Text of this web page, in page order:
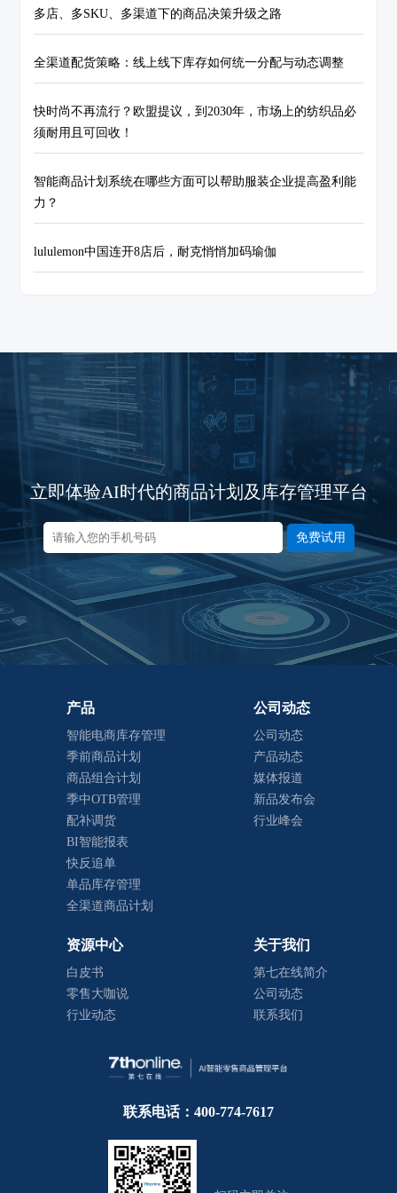
多店、多SKU、多渠道下的商品决策升级之路
全渠道配货策略：线上线下库存如何统一分配与动态调整
快时尚不再流行？欧盟提议，到2030年，市场上的纺织品必
须耐用且可回收！
智能商品计划系统在哪些方面可以帮助服装企业提高盈利能
力？
lululemon中国连开8店后，耐克悄悄加码瑜伽
立即体验AI时代的商品计划及库存管理平台
免费试用
产品
智能电商库存管理
季前商品计划
商品组合计划
季中OTB管理
配补调货
BI智能报表
快反追单
单品库存管理
全渠道商品计划
公司动态
公司动态
产品动态
媒体报道
新品发布会
行业峰会
资源中心
白皮书
零售大咖说
行业动态
关于我们
第七在线简介
公司动态
联系我们
联系电话：400-774-7617